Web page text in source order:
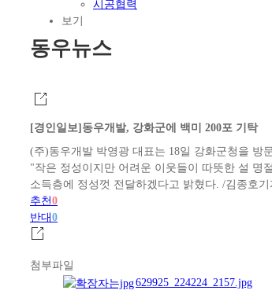
시공협력
보기
동우뉴스
[경인일보]동우개발, 강화군에 백미 200포 기탁
(주)동우개발 박영광 대표는 18일 강화군청을 방
"작은 정성이지만 어려운 이웃들이 따뜻한 설 명
소득층에 정성껏 전달하겠다고 밝혔다. /김종호기
추천0
반대 0
첨부파일
629925_224224_2157.jpg